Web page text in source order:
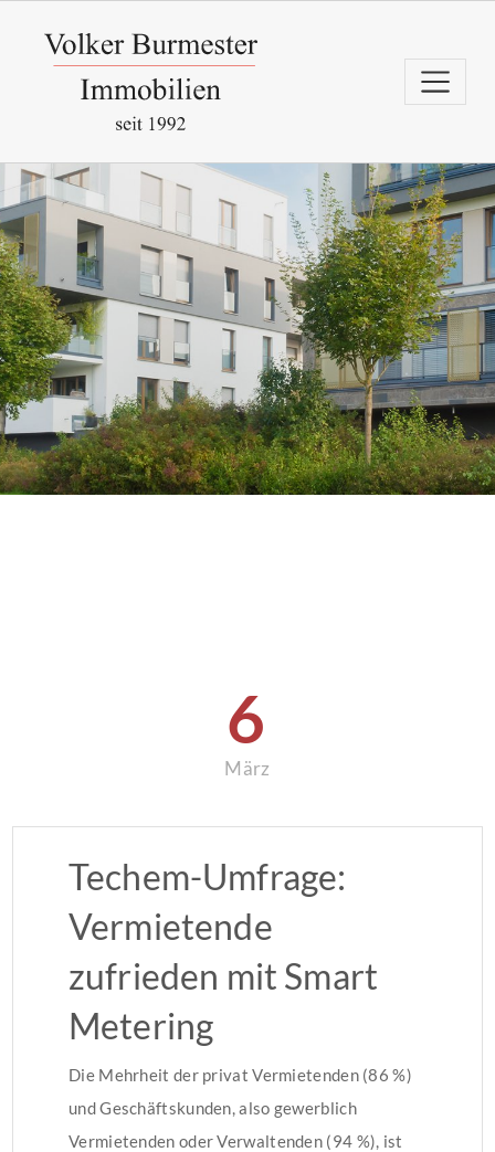
6
März
Techem-Umfrage:
Vermietende
zufrieden mit Smart
Metering
Die Mehrheit der privat Vermietenden (86 %)
und Geschäftskunden, also gewerblich
Vermietenden oder Verwaltenden (94 %), ist